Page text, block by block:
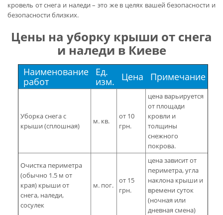
кровель от снега и наледи – это же в целях вашей безопасности и
безопасности близких.
Цены на уборку крыши от снега
и наледи в Киеве
Наименование
работ
Ед.
изм.
Цена Примечание
Уборка снега с
крыши (сплошная)
м. кв.
от 10
грн.
цена варьируется
от площади
кровли и
толщины
снежного
покрова.
Очистка периметра
(обычно 1.5 м от
края) крыши от
снега, наледи,
сосулек
м. пог.
от 15
грн.
цена зависит от
периметра, угла
наклона крыши и
времени суток
(ночная или
дневная смена)